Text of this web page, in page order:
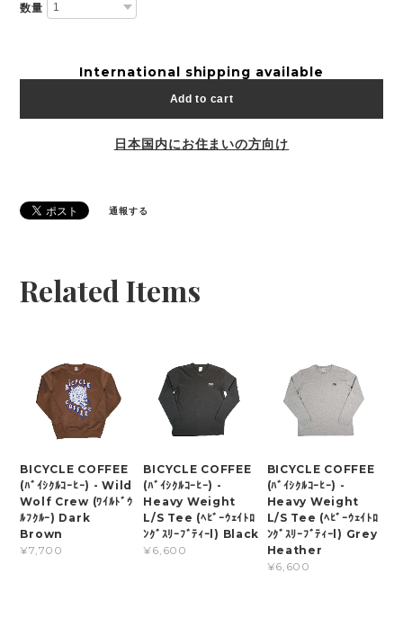
数量
International shipping available
Add to cart
日本国内にお住まいの方向け
通報する
Related Items
BICYCLE COFFEE
(ﾊﾞｲｼｸﾙｺｰﾋｰ) - Wild
Wolf Crew (ﾜｲﾙﾄﾞｳ
ﾙﾌｸﾙｰ) Dark
Brown
¥7,700
BICYCLE COFFEE
(ﾊﾞｲｼｸﾙｺｰﾋｰ) -
Heavy Weight
L/S Tee (ﾍﾋﾞｰｳｪｲﾄﾛ
ﾝｸﾞｽﾘｰﾌﾞﾃｨｰl) Black
¥6,600
BICYCLE COFFEE
(ﾊﾞｲｼｸﾙｺｰﾋｰ) -
Heavy Weight
L/S Tee (ﾍﾋﾞｰｳｪｲﾄﾛ
ﾝｸﾞｽﾘｰﾌﾞﾃｨｰl) Grey
Heather
¥6,600